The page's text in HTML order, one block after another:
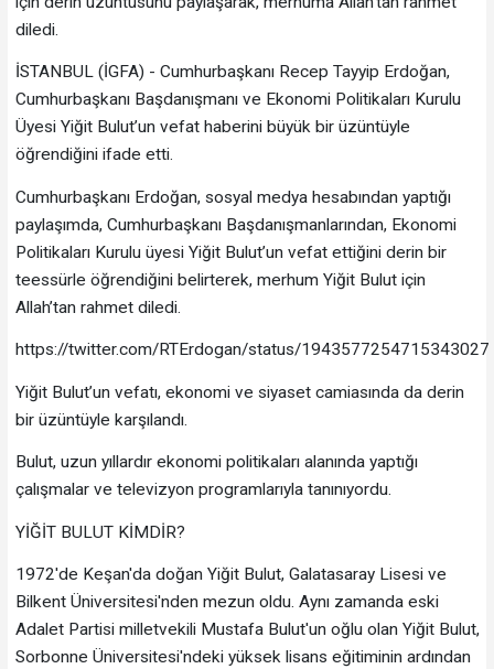
diledi.
İSTANBUL (İGFA) - Cumhurbaşkanı Recep Tayyip Erdoğan,
Cumhurbaşkanı Başdanışmanı ve Ekonomi Politikaları Kurulu
Üyesi Yiğit Bulut’un vefat haberini büyük bir üzüntüyle
öğrendiğini ifade etti.
Cumhurbaşkanı Erdoğan, sosyal medya hesabından yaptığı
paylaşımda, Cumhurbaşkanı Başdanışmanlarından, Ekonomi
Politikaları Kurulu üyesi Yiğit Bulut’un vefat ettiğini derin bir
teessürle öğrendiğini belirterek, merhum Yiğit Bulut için
Allah’tan rahmet diledi.
https://twitter.com/RTErdogan/status/1943577254715343027
Yiğit Bulut’un vefatı, ekonomi ve siyaset camiasında da derin
bir üzüntüyle karşılandı.
Bulut, uzun yıllardır ekonomi politikaları alanında yaptığı
çalışmalar ve televizyon programlarıyla tanınıyordu.
YİĞİT BULUT KİMDİR?
1972'de Keşan'da doğan Yiğit Bulut, Galatasaray Lisesi ve
Bilkent Üniversitesi'nden mezun oldu. Aynı zamanda eski
Adalet Partisi milletvekili Mustafa Bulut'un oğlu olan Yiğit Bulut,
Sorbonne Üniversitesi'ndeki yüksek lisans eğitiminin ardından